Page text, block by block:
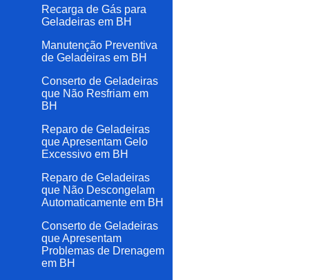
Recarga de Gás para
Geladeiras em BH
Manutenção Preventiva
de Geladeiras em BH
Conserto de Geladeiras
que Não Resfriam em
BH
Reparo de Geladeiras
que Apresentam Gelo
Excessivo em BH
Reparo de Geladeiras
que Não Descongelam
Automaticamente em BH
Conserto de Geladeiras
que Apresentam
Problemas de Drenagem
em BH